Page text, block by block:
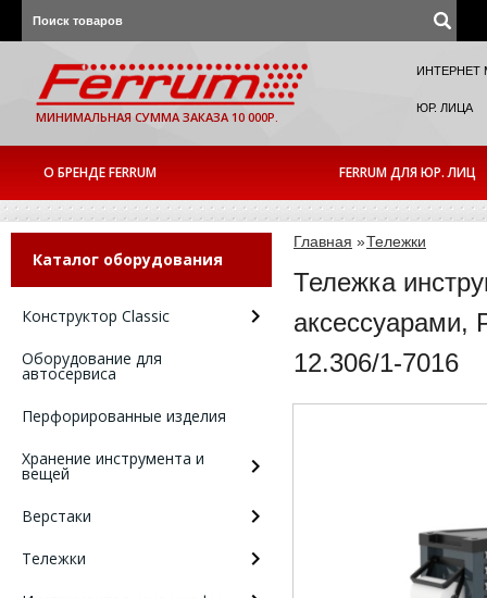
МИНИМАЛЬНАЯ СУММА ЗАКАЗА 10 000Р.
ИНТЕРНЕТ
ЮР. ЛИЦА
О БРЕНДЕ FERRUM FERRUM ДЛЯ ЮР. ЛИЦ
Каталог оборудования
Конструктор Classic
Оборудование для
автосервиса
Перфорированные изделия
Хранение инструмента и
вещей
Верстаки
Тележки
Главная »Тележки
Тележка
аксессуарами,
12.306/1-7016